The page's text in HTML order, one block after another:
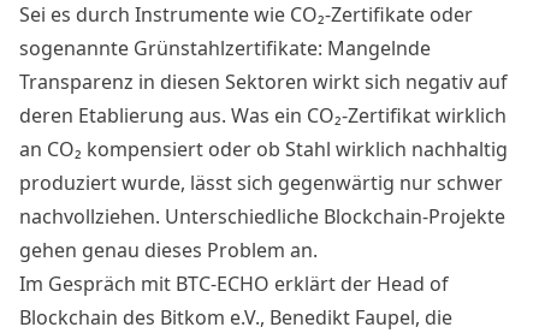
Sei es durch Instrumente wie CO₂-Zertifikate oder
sogenannte Grünstahlzertifikate: Mangelnde
Transparenz in diesen Sektoren wirkt sich negativ auf
deren Etablierung aus. Was ein CO₂-Zertifikat wirklich
an CO₂ kompensiert oder ob Stahl wirklich nachhaltig
produziert wurde, lässt sich gegenwärtig nur schwer
nachvollziehen. Unterschiedliche Blockchain-Projekte
gehen genau dieses Problem an.
Im Gespräch mit BTC-ECHO erklärt der Head of
Blockchain des Bitkom e.V., Benedikt Faupel, die